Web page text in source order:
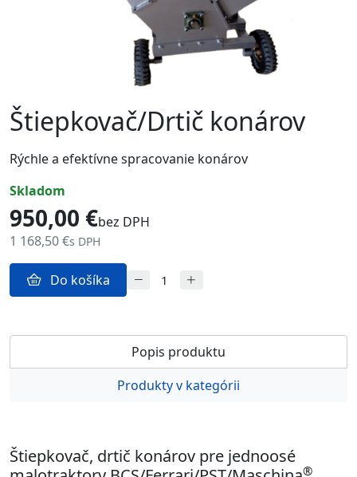
Štiepkovač/Drtič konárov
Rýchle a efektívne spracovanie konárov
skladom
950,00 €bez DPH
1 168,50 €s DPH
Do košíka
Popis produktu
Produkty v kategórii
Štiepkovač, drtič konárov pre jednoosé
®